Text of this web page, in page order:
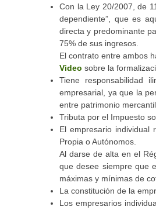
Con la Ley 20/2007, de
dependiente”, que es
directa y predominante
75% de sus ingresos.
El contrato entre ambos
Video sobre la
Tiene responsabilidad
empresarial, ya que la
entre patrimonio
Tributa por el Impuesto
El empresario individual
Propia o Autónomos.
Al darse de alta en el
que desee siempre que
máximas y mínimas de
La constitución de la
Los empresarios